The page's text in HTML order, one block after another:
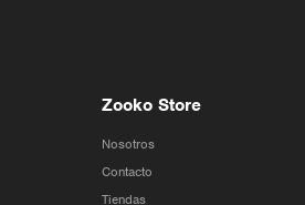
Zooko Store
Nosotros
Contacto
Tiendas